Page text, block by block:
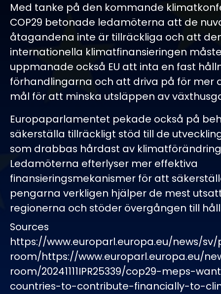
Med tanke på den kommande
COP29 betonade ledamöterna att de
åtagandena inte är tillräckliga och att
internationella klimatfinansieringen
uppmanade också EU att inta en fast
förhandlingarna och att driva på för mer
mål för att minska utsläppen av
Europaparlamentet pekade också på
säkerställa tillräckligt stöd till de
som drabbas hårdast av
Ledamöterna efterlyser mer effektiva
finansieringsmekanismer för att
pengarna verkligen hjälper de mest
regionerna och stöder övergången till
Sources
https://www.europarl.europa.eu/news/
room/https://www.europarl.europa.eu/
room/20241111IPR25339/cop29-meps-
countries-to-contribute-financially-to-